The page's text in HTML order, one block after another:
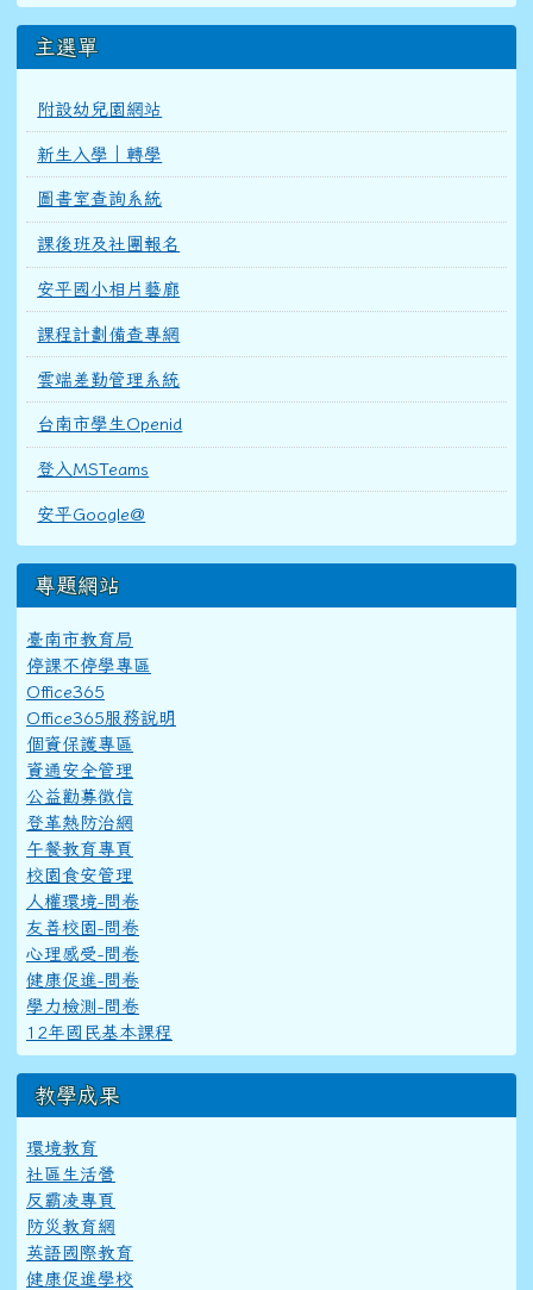
主選單
附設幼兒園網站
新生入學｜轉學
圖書室查詢系統
課後班及社團報名
安平國小相片藝廊
課程計劃備查專網
雲端差勤管理系統
台南市學生Openid
登入MSTeams
安平Google@
專題網站
臺南市教育局
停課不停學專區
Office365
Office365服務說明
個資保護專區
資通安全管理
公益勸募徵信
登革熱防治網
午餐教育專頁
校園食安管理
人權環境-問卷
友善校園-問卷
心理感受-問卷
健康促進-問卷
學力檢測-問卷
12年國民基本課程
教學成果
環境教育
社區生活營
反霸凌專頁
防災教育網
英語國際教育
健康促進學校